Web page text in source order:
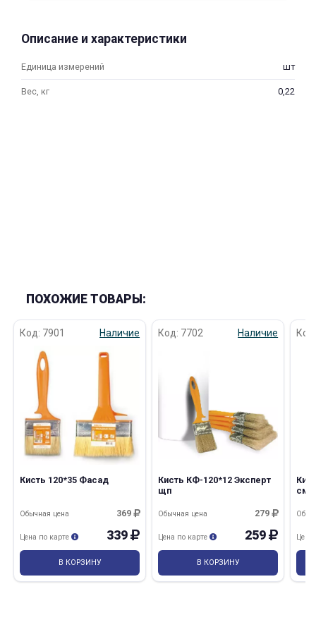
Описание и характеристики
Единица измерений шт
Вес, кг 0,22
ПОХОЖИЕ ТОВАРЫ:
Код: 7901 Наличие
Кисть 120*35 Фасад
369
Обычная цена
339
Цена по карте
В КОРЗИНУ
Код: 7702 Наличие
Кисть КФ-120*12 Эксперт
щп
279
Обычная цена
259
Цена по карте
В КОРЗИНУ
Цена
раз в 2 недели